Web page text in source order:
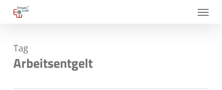
Skip
content
Menu
Tag
Arbeitsentgelt